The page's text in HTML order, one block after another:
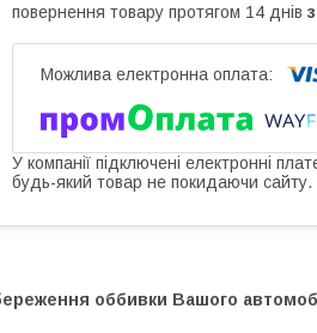
повернення товару протягом 14 днів
У компанії підключені електронні
будь-який товар не покидаючи сайту.
оббивки Вашого